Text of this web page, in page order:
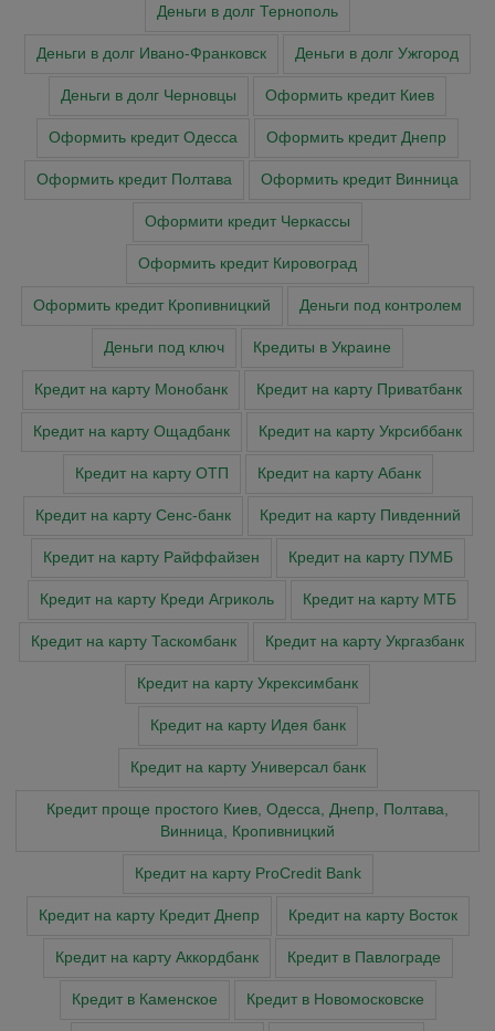
Деньги в долг Тернополь
Деньги в долг Ивано-Франковск Деньги в долг Ужгород
Деньги в долг Черновцы Оформить кредит Киев
Оформить кредит Одесса Оформить кредит Днепр
Оформить кредит Полтава Оформить кредит Винница
Оформити кредит Черкасcы
Оформить кредит Кировоград
Оформить кредит Кропивницкий Деньги под контролем
Деньги под ключ Кредиты в Украине
Кредит на карту Монобанк Кредит на карту Приватбанк
Кредит на карту Ощадбанк Кредит на карту Укрсиббанк
Кредит на карту ОТП Кредит на карту Абанк
Кредит на карту Сенс-банк Кредит на карту Пивденний
Кредит на карту Райффайзен Кредит на карту ПУМБ
Кредит на карту Креди Агриколь Кредит на карту МТБ
Кредит на карту Таскомбанк Кредит на карту Укргазбанк
Кредит на карту Укрексимбанк
Кредит на карту Идея банк
Кредит на карту Универсал банк
Кредит проще простого Киев, Одесса, Днепр, Полтава,
Винница, Кропивницкий
Кредит на карту ProCredit Bank
Кредит на карту Кредит Днепр Кредит на карту Восток
Кредит на карту Аккордбанк Кредит в Павлограде
Кредит в Каменское Кредит в Новомосковске